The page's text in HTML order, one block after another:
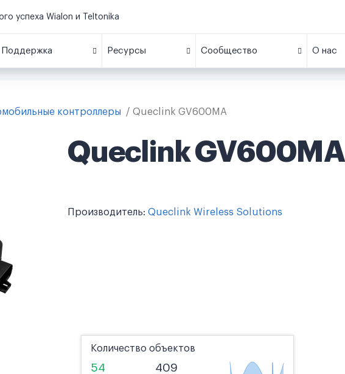
успеха Wialon и Teltonika
Поддержка Ресурсы Сообщество О нас
контроллеры Queclink GV600MA
Queclink GV600MA
Производитель:Queclink Wireless Solutions
Количество объектов
54 409